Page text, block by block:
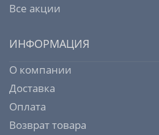
Все акции
ИНФОРМАЦИЯ
О компании
Доставка
Оплата
Возврат товара